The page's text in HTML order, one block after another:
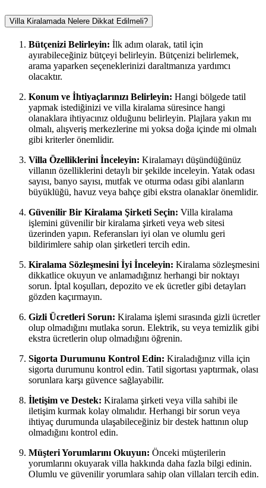
Villa Kiralamada Nelere Dikkat Edilmeli?
Bütçenizi Belirleyin: İlk adım olarak, tatil için
ayırabileceğiniz bütçeyi belirleyin. Bütçenizi belirlemek,
arama yaparken seçeneklerinizi daraltmanıza yardımcı
olacaktır.
Konum ve İhtiyaçlarınızı Belirleyin: Hangi bölgede tatil
yapmak istediğinizi ve villa kiralama süresince hangi
olanaklara ihtiyacınız olduğunu belirleyin. Plajlara yakın mı
olmalı, alışveriş merkezlerine mi yoksa doğa içinde mi olmalı
gibi kriterler önemlidir.
Villa Özelliklerini İnceleyin: Kiralamayı düşündüğünüz
villanın özelliklerini detaylı bir şekilde inceleyin. Yatak odası
sayısı, banyo sayısı, mutfak ve oturma odası gibi alanların
büyüklüğü, havuz veya bahçe gibi ekstra olanaklar önemlidir.
Güvenilir Bir Kiralama Şirketi Seçin: Villa kiralama
işlemini güvenilir bir kiralama şirketi veya web sitesi
üzerinden yapın. Referansları iyi olan ve olumlu geri
bildirimlere sahip olan şirketleri tercih edin.
Kiralama Sözleşmesini İyi İnceleyin: Kiralama sözleşmesini
dikkatlice okuyun ve anlamadığınız herhangi bir noktayı
sorun. İptal koşulları, depozito ve ek ücretler gibi detayları
gözden kaçırmayın.
Gizli Ücretleri Sorun: Kiralama işlemi sırasında gizli ücretler
olup olmadığını mutlaka sorun. Elektrik, su veya temizlik gibi
ekstra ücretlerin olup olmadığını öğrenin.
Sigorta Durumunu Kontrol Edin: Kiraladığınız villa için
sigorta durumunu kontrol edin. Tatil sigortası yaptırmak, olası
sorunlara karşı güvence sağlayabilir.
İletişim ve Destek: Kiralama şirketi veya villa sahibi ile
iletişim kurmak kolay olmalıdır. Herhangi bir sorun veya
ihtiyaç durumunda ulaşabileceğiniz bir destek hattının olup
olmadığını kontrol edin.
Müşteri Yorumlarını Okuyun: Önceki müşterilerin
yorumlarını okuyarak villa hakkında daha fazla bilgi edinin.
Olumlu ve güvenilir yorumlara sahip olan villaları tercih edin.